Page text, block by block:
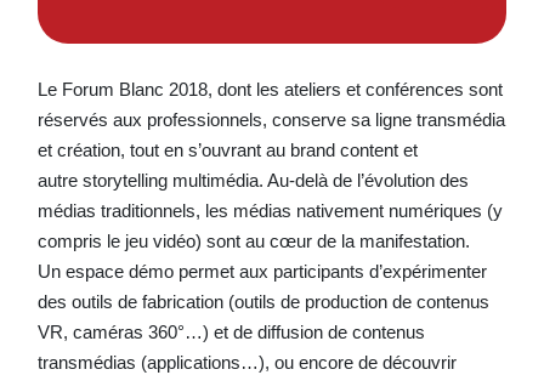
Le Forum Blanc 2018, dont les ateliers et conférences sont
réservés aux professionnels, conserve sa ligne transmédia
et création, tout en s’ouvrant au brand content et
autre storytelling multimédia. Au-delà de l’évolution des
médias traditionnels, les médias nativement numériques (y
compris le jeu vidéo) sont au cœur de la manifestation.
Un espace démo permet aux participants d’expérimenter
des outils de fabrication (outils de production de contenus
VR, caméras 360°…) et de diffusion de contenus
transmédias (applications…), ou encore de découvrir